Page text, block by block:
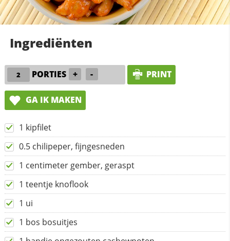
Ingrediënten
PORTIES + - PRINT
GA IK MAKEN
1 kipfilet
0.5 chilipeper, fijngesneden
1 centimeter gember, geraspt
1 teentje knoflook
1 ui
1 bos bosuitjes